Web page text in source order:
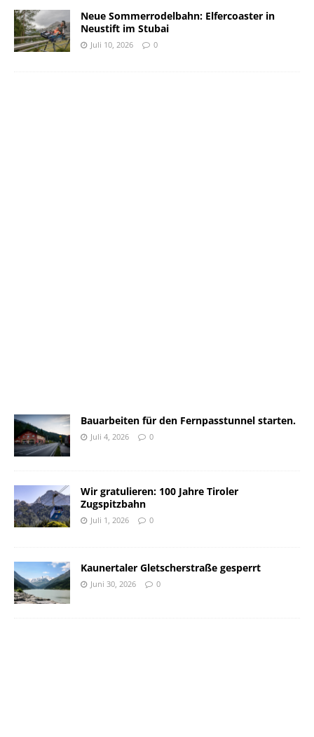
Neue Sommerrodelbahn: Elfercoaster in
Neustift im Stubai
Juli 10, 2026 0
Bauarbeiten für den Fernpasstunnel starten.
Juli 4, 2026 0
Wir gratulieren: 100 Jahre Tiroler
Zugspitzbahn
Juli 1, 2026 0
Kaunertaler Gletscherstraße gesperrt
Juni 30, 2026 0